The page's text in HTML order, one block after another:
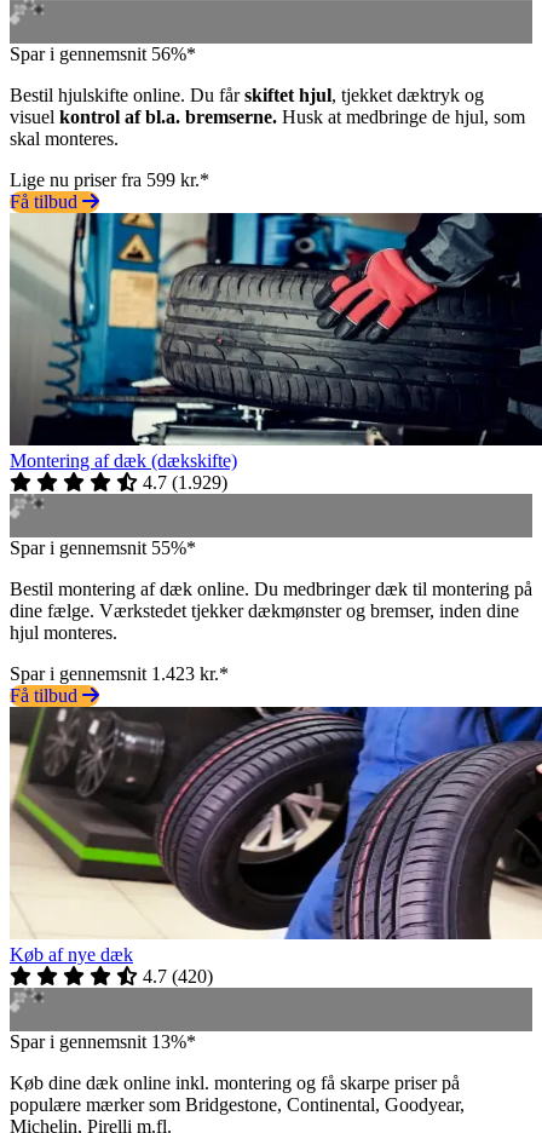
Spar i gennemsnit 56%*
Bestil hjulskifte online. Du fårskiftet hjul, tjekket dæktryk og
visuel kontrol af bl.a. bremserne. Husk at medbringe de hjul, som
skal monteres.
Lige nu priser fra 599 kr.*
Få tilbud
Montering af dæk (dækskifte)
4.7 (1.929)
Spar i gennemsnit 55%*
Bestil montering af dæk online. Du medbringer dæk til montering på
dine fælge. Værkstedet tjekker dækmønster og bremser, inden dine
hjul monteres.
Spar i gennemsnit 1.423 kr.*
Få tilbud
Køb af nye dæk
4.7 (420)
Spar i gennemsnit 13%*
Køb dine dæk online inkl. montering og få skarpe priser på
populære mærker som Bridgestone, Continental, Goodyear,
Michelin, Pirelli m.fl.